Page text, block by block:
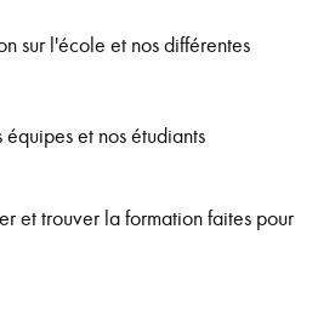
sur l'école et nos différentes
et nos étudiants
et trouver la formation faites pour